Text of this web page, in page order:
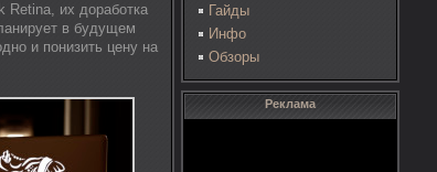
Гайды
Инфо
Обзоры
Реклама
Retina, их доработка
в будущем
и понизить цену на